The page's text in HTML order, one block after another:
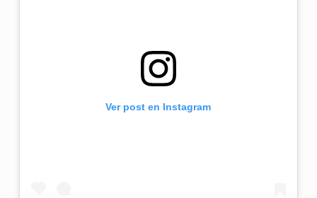
Ver post en Instagram